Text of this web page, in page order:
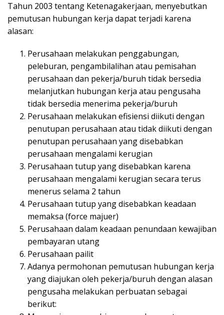
Tahun 2003 tentang Ketenagakerjaan, menyebutkan
pemutusan hubungan kerja dapat terjadi karena
alasan:
Perusahaan melakukan penggabungan,
peleburan, pengambilalihan atau pemisahan
perusahaan dan pekerja/buruh tidak bersedia
melanjutkan hubungan kerja atau pengusaha
tidak bersedia menerima pekerja/buruh
Perusahaan melakukan efisiensi diikuti dengan
penutupan perusahaan atau tidak diikuti dengan
penutupan perusahaan yang disebabkan
perusahaan mengalami kerugian
Perusahaan tutup yang disebabkan karena
perusahaan mengalami kerugian secara terus
menerus selama 2 tahun
Perusahaan tutup yang disebabkan keadaan
memaksa (force majuer)
Perusahaan dalam keadaan penundaan kewajiban
pembayaran utang
Perusahaan pailit
Adanya permohonan pemutusan hubungan kerja
yang diajukan oleh pekerja/buruh dengan alasan
pengusaha melakukan perbuatan sebagai
berikut: